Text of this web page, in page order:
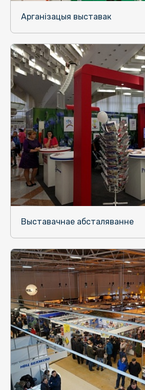
Арганізацыя выставак
Выставачнае абсталяванне